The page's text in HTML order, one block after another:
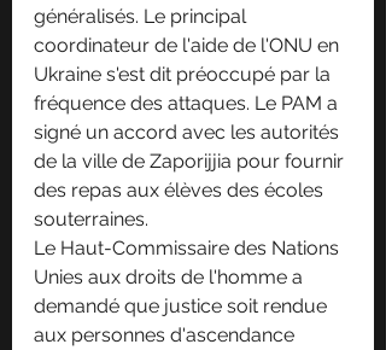
généralisés. Le principal
coordinateur de l'aide de l'ONU en
Ukraine s'est dit préoccupé par la
fréquence des attaques. Le PAM a
signé un accord avec les autorités
de la ville de Zaporijjia pour fournir
des repas aux élèves des écoles
souterraines.
Le Haut-Commissaire des Nations
Unies aux droits de l'homme a
demandé que justice soit rendue
aux personnes d'ascendance